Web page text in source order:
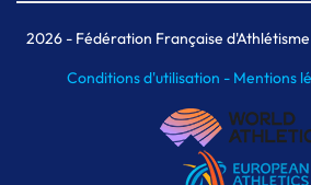
Meeting de Paris
MAIF Ekiden de
2026- Fédération Française d'Athlétisme
Conditions d'utilisation - Mentions